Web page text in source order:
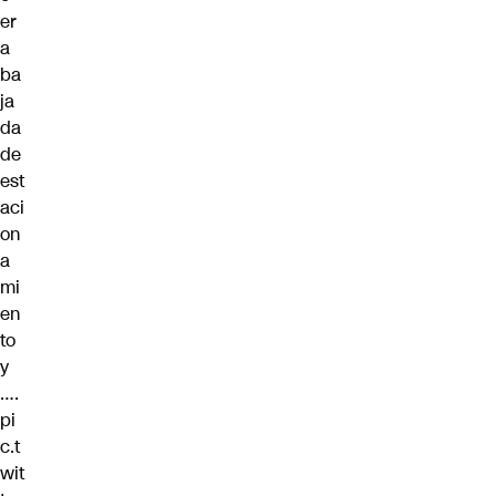
er
a
ba
ja
da
de
est
aci
on
a
mi
en
to
y
….
pi
c.t
wit